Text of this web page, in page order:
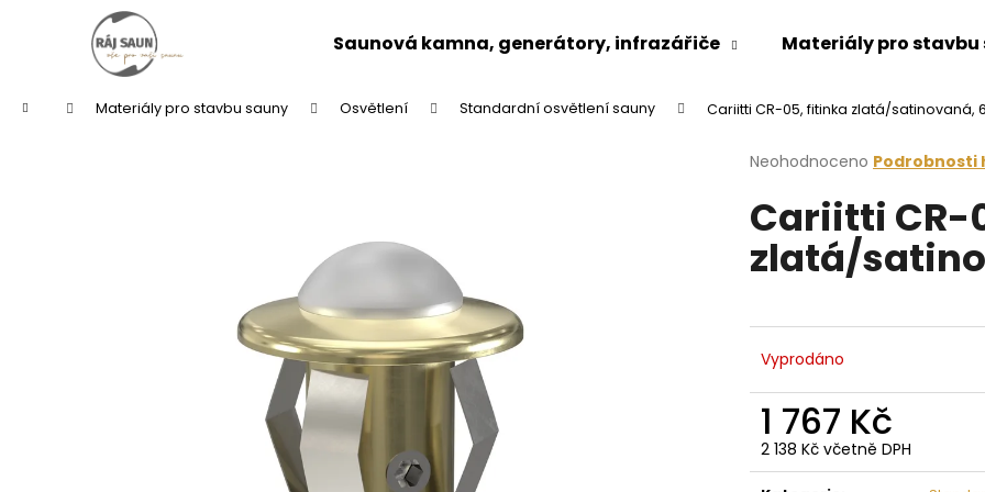
Saunová kamna, generátory, infrazářiče Materiály pro stavbu
Domů Materiály pro stavbu sauny Osvětlení Standardní osvětlení sauny Cariitti CR-05, fitinka zlatá/satinovaná,
Průměrné
produktu
je
0,0
z
Neohodnoceno Podrobnosti
Cariitti
zlatá/
Vyprodáno
1 767 Kč
2 138 Kč včetně DPH
Měrná
Zpět
obchodu
Zpět
obchodu
Co potřebujete najít?
HLEDAT